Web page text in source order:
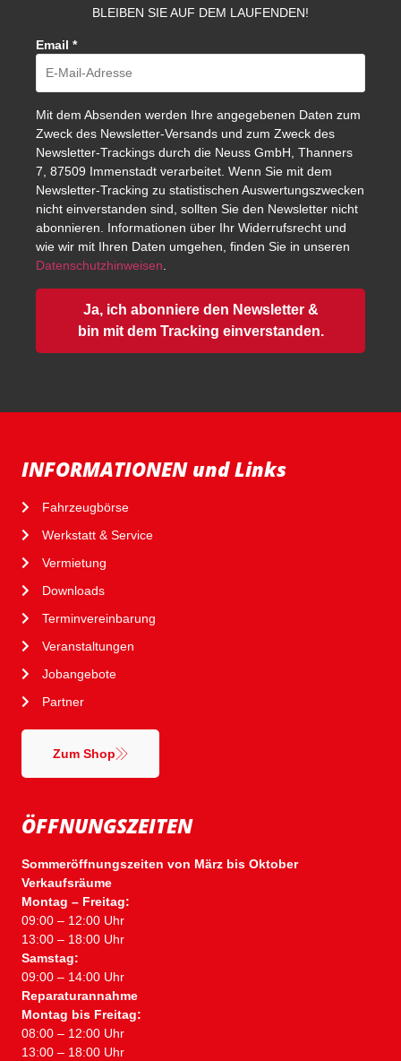
BLEIBEN SIE AUF DEM LAUFENDEN!
Email *
Mit dem Absenden werden Ihre angegebenen Daten zum
Zweck des Newsletter-Versands und zum Zweck des
Newsletter-Trackings durch die Neuss GmbH, Thanners
7, 87509 Immenstadt verarbeitet. Wenn Sie mit dem
Newsletter-Tracking zu statistischen Auswertungszwecken
nicht einverstanden sind, sollten Sie den Newsletter nicht
abonnieren. Informationen über Ihr Widerrufsrecht und
wie wir mit Ihren Daten umgehen, finden Sie in unseren
Datenschutzhinweisen
Ja, ich abonniere den Newsletter &
bin mit dem Tracking einverstanden.
ÖFFNUNGSZEITEN
Sommeröffnungszeiten von März bis Oktober
Verkaufsräume
Montag – Freitag:
09:00 – 12:00 Uhr
13:00 – 18:00 Uhr
Samstag:
09:00 – 14:00 Uhr
Reparaturannahme
Montag bis Freitag:
08:00 – 12:00 Uhr
13:00 – 18:00 Uhr
INFORMATIONEN und Links
Fahrzeugbörse
Werkstatt & Service
Vermietung
Downloads
Terminvereinbarung
Veranstaltungen
Jobangebote
Partner
Zum Shop